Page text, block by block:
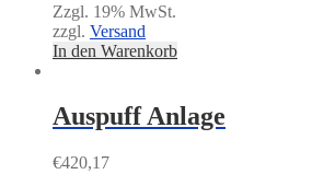
Zzgl. 19% MwSt.
zzgl. Versand
In den Warenkorb
Auspuff Anlage
€420,17